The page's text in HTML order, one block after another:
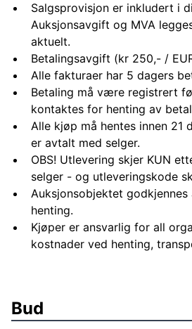
Salgsprovisjon er inkludert i
Auksjonsavgift og MVA
aktuelt.
Betalingsavgift (kr 250,- /
Alle fakturaer har 5 dagers
Betaling må være registrert
kontaktes for henting av
Alle kjøp må hentes innen 21
er avtalt med selger.
OBS! Utlevering skjer KUN
selger - og utleveringskode
Auksjonsobjektet
henting.
Kjøper er ansvarlig for all
kostnader ved henting,
Bud